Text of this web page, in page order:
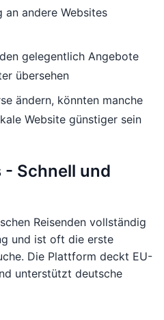
andere Websites
gelegentlich Angebote
übersehen
ändern, könnten manche
Website günstiger sein
- Schnell und
Reisenden vollständig
und ist oft die erste
Die Plattform deckt EU-
unterstützt deutsche